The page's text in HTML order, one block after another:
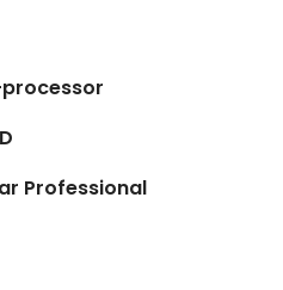
Professional